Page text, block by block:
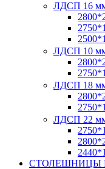
ЛДСП 16
ЛДСП 10
ЛДСП 18
ЛДСП 22
СТОЛЕШНИЦЫ